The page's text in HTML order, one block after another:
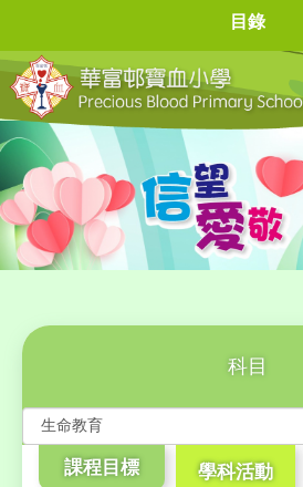
目錄
科目
課程目標 學科活動